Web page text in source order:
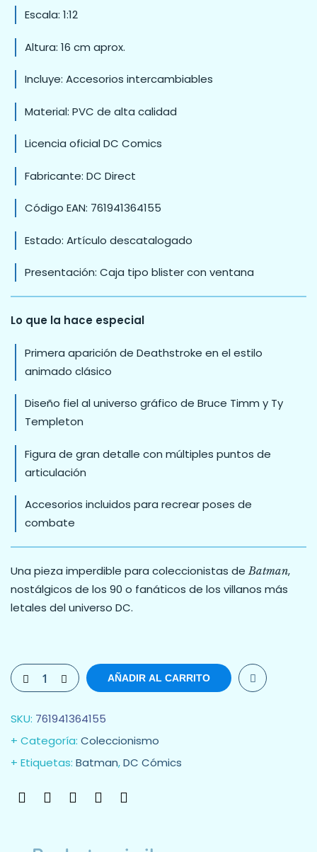
Escala: 1:12
Altura: 16 cm aprox.
Incluye: Accesorios intercambiables
Material: PVC de alta calidad
Licencia oficial DC Comics
Fabricante: DC Direct
Código EAN: 761941364155
Estado: Artículo descatalogado
Presentación: Caja tipo blister con ventana
Lo que la hace especial
Primera aparición de Deathstroke en el estilo
animado clásico
Diseño fiel al universo gráfico de Bruce Timm y Ty
Templeton
Figura de gran detalle con múltiples puntos de
articulación
Accesorios incluidos para recrear poses de
combate
Una pieza imperdible para coleccionistas deBatman,
nostálgicos de los 90 o fanáticos de los villanos más
letales del universo DC.
AÑADIR AL CARRITO
SKU: 761941364155
Categoría: Coleccionismo
Etiquetas: Batman,DC Cómics